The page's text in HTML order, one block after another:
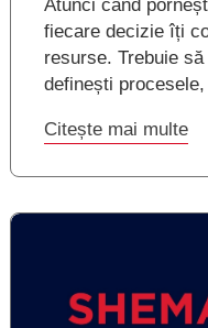
Atunci când
fiecare decizie îți
resurse. Trebuie
definești
Citește mai multe